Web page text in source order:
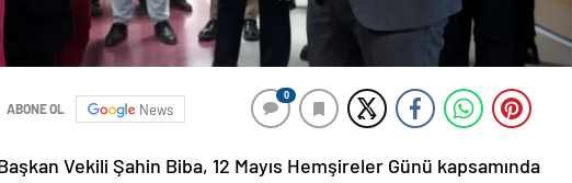
ABONE OL News
0
Vekili Şahin Biba, 12 Mayıs Hemşireler Günü kapsamında